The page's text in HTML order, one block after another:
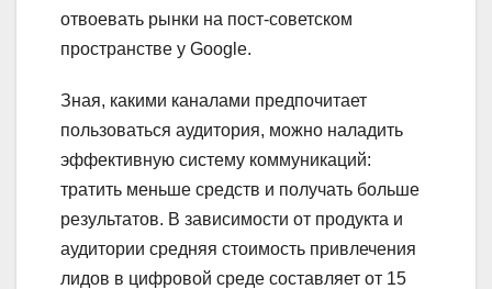
отвоевать рынки на пост-советском
пространстве у Google.
Зная, какими каналами предпочитает
пользоваться аудитория, можно наладить
эффективную систему коммуникаций:
тратить меньше средств и получать больше
результатов. В зависимости от продукта и
аудитории средняя стоимость привлечения
лидов в цифровой среде составляет от 15